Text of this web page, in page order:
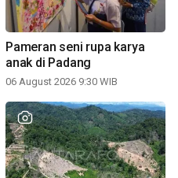
Pameran seni rupa karya
anak di Padang
06 August 2026 9:30 WIB